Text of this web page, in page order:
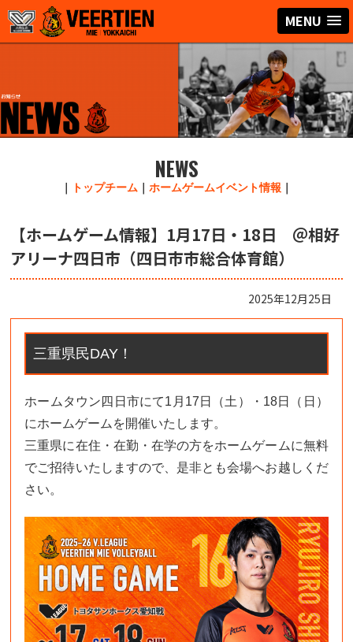
MENU
NEWS
トップチーム ホームゲームイベント情報
【ホームゲーム情報】1月17日・18日 ＠相好
アリーナ四日市（四日市市総合体育館）
2025年12月25日
三重県民DAY！
ホームタウン四日市にて1月17日（土）・18日（日）
にホームゲームを開催いたします。
三重県に在住・在勤・在学の方をホームゲームに無料
でご招待いたしますので、是非とも会場へお越しくだ
さい。